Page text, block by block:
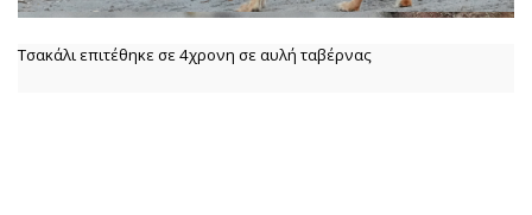
Τσακάλι επιτέθηκε σε 4χρονη σε αυλή ταβέρνας